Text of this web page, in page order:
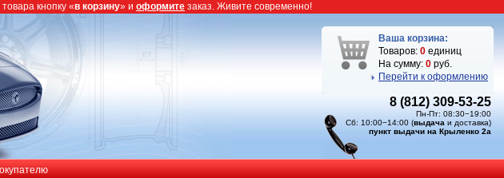
Ваша корзина:
Товаров: 0 единиц
На сумму: 0 руб.
Перейти к оформлению
8 (812) 309-53-25
Пн-Пт: 08:30−19:00
Сб: 10:00−14:00 (выдача и доставка)
пункт выдачи на Крыленко 2а
кнопку «в корзину» и оформите заказ. Живите современно!